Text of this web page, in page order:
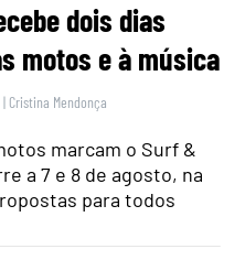
dois dias
motos e à música
| Cristina Mendonça
marcam o Surf &
a 7 e 8 de agosto, na
para todos